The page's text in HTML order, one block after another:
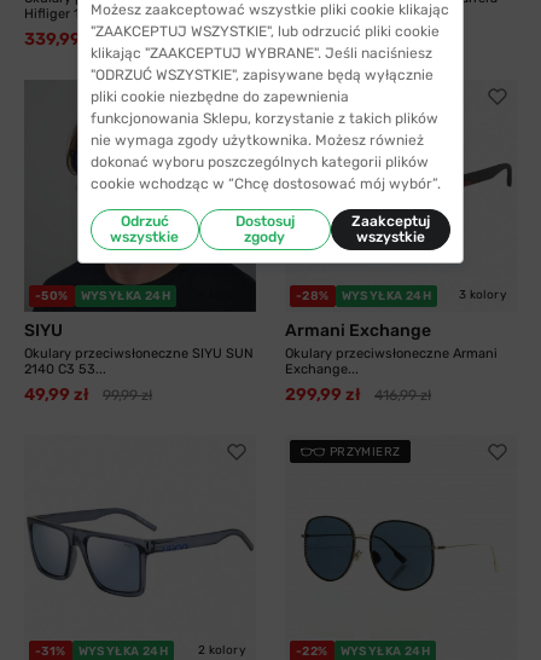
Hifliger 1811...
339,99 zł 538,99 zł
8055 003 58...
325,99 zł 413,99 zł
-50% WYSYŁKA 24H
SIYU
Okulary przeciwsłoneczne SIYU SUN
2140 C3 53...
49,99 zł 99,99 zł
-28% WYSYŁKA 24H 3 kolory
Armani Exchange
Okulary przeciwsłoneczne Armani
Exchange...
299,99 zł 416,99 zł
-31% WYSYŁKA 24H 2 kolory
PRZYMIERZ
-22% WYSYŁKA 24H
Możesz zaakceptować wszystkie pliki cookie klikając
"ZAAKCEPTUJ WSZYSTKIE", lub odrzucić pliki cookie
klikając "ZAAKCEPTUJ WYBRANE". Jeśli naciśniesz
"ODRZUĆ WSZYSTKIE", zapisywane będą wyłącznie
pliki cookie niezbędne do zapewnienia
funkcjonowania Sklepu, korzystanie z takich plików
nie wymaga zgody użytkownika. Możesz również
dokonać wyboru poszczególnych kategorii plików
cookie wchodząc w “Chcę dostosować mój wybór”.
Odrzuć
wszystkie
Dostosuj
zgody
Zaakceptuj
wszystkie